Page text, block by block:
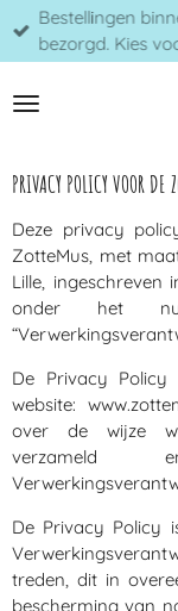
Ga
direct
de
Bestellingen
bezorgd. Kies
PRIVACY POLICY VOOR
Deze privacy
ZotteMus, met
Lille, ingeschreven
onder het
De Privacy Policy
website:
over de wijze
De Privacy Policy
treden, dit in
bescherming van